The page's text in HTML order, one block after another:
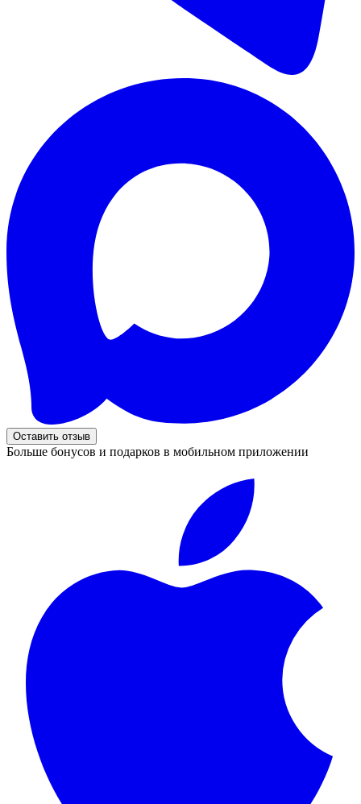
Оставить отзыв
Больше бонусов и подарков в мобильном приложении